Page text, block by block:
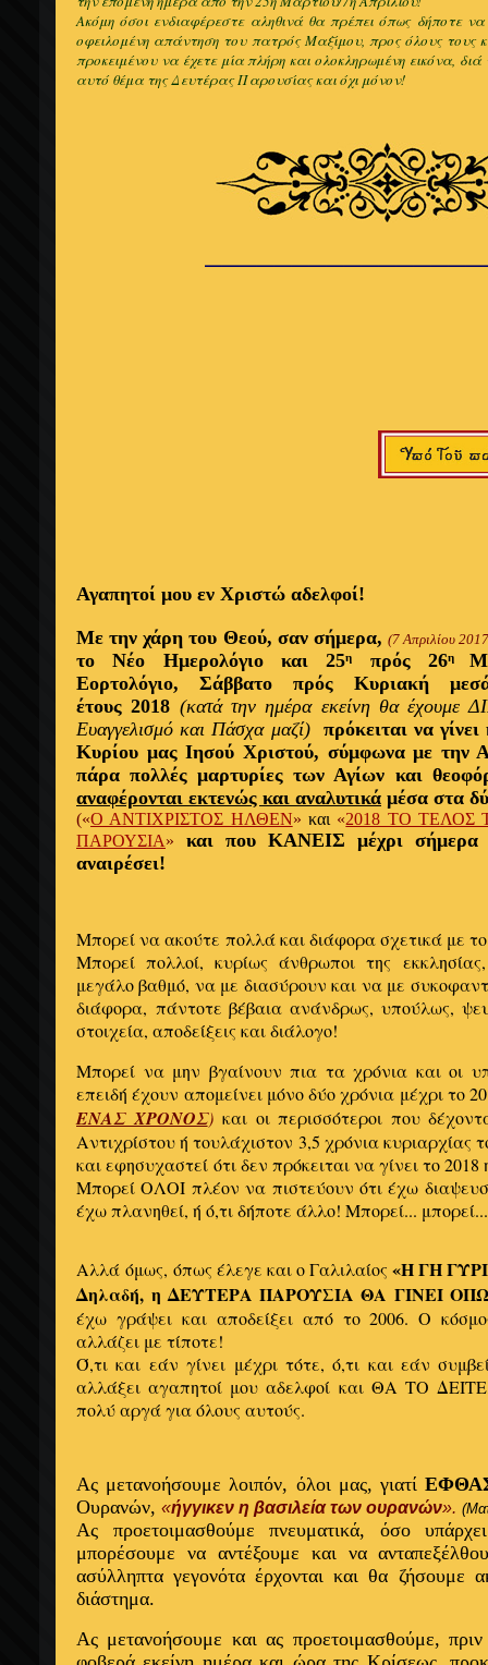
Ακόμη όσοι ενδιαφέρεστε αληθινά θα πρέπει όπως δήποτε
οφειλομένη απάντηση του πατρός Μαξίμου, προς όλους τους
προκειμένου να έχετε μία πλήρη και ολοκληρωμένη εικόνα,
αυτό θέμα της Δευτέρας Παρουσίας και όχι μόνον!
Αγαπητοί μου εν Χριστώ αδελφοί!
Με την χάρη του Θεού, σαν σήμερα, (7 Απριλίου
το Νέο Ημερολόγιο και 25η πρός 26η
Εορτολόγιο, Σάββατο πρός Κυριακή
έτους 2018 (κατά την ημέρα εκείνη θα
Ευαγγελισμό και Πάσχα μαζί) πρόκειται να
Κυρίου μας Ιησού Χριστού, σύμφωνα με την
πάρα πολλές μαρτυρίες των Αγίων και
αναφέρονται εκτενώς και αναλυτικά μέσα στα
(«Ο ΑΝΤΙΧΡΙΣΤΟΣ ΗΛΘΕΝ»και «2018 ΤΟ
ΠΑΡΟΥΣΙΑ»
και που ΚΑΝΕΙΣ μέχρι σήμερα
αναιρέσει!
Μπορεί να ακούτε πολλά και διάφορα σχετικά με
Μπορεί πολλοί, κυρίως άνθρωποι της
μεγάλο βαθμό, να με διασύρουν και να με
διάφορα, πάντοτε βέβαια ανάνδρως, υπούλως,
στοιχεία, αποδείξεις και διάλογο!
Μπορεί να μην βγαίνουν πια τα χρόνια και οι
επειδή έχουν απομείνει μόνο δύο χρόνια μέχρι το
ΕΝΑΣ ΧΡΟΝΟΣ) και οι περισσότεροι που
Αντιχρίστου ή τουλάχιστον 3,5 χρόνια κυριαρχίας
και εφησυχαστεί ότι δεν πρόκειται να γίνει το
Μπορεί ΟΛΟΙ πλέον να πιστεύουν ότι έχω
έχω πλανηθεί, ή ό,τι δήποτε άλλο! Μπορεί...
Αλλά όμως, όπως έλεγε και ο Γαλιλαίος «Η ΓΗ
Δηλαδή, η ΔΕΥΤΕΡΑ ΠΑΡΟΥΣΙΑ ΘΑ ΓΙΝΕΙ
έχω γράψει και αποδείξει από το 2006. Ο
αλλάζει με τίποτε!
Ό,τι και εάν γίνει μέχρι τότε, ό,τι και εάν
αλλάξει αγαπητοί μου αδελφοί και ΘΑ ΤΟ
πολύ αργά για όλους αυτούς.
Ας μετανοήσουμε λοιπόν, όλοι μας, γιατί
Ουρανών, «ήγγικεν η βασιλεία των ουρανών».
Ας προετοιμασθούμε πνευματικά, όσο
μπορέσουμε να αντέξουμε και να
ασύλληπτα γεγονότα έρχονται και θα ζήσουμε
διάστημα.
Ας μετανοήσουμε και ας προετοιμασθούμε,